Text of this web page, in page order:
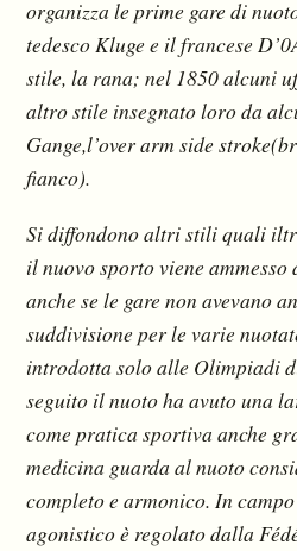
organizza le prime gare di
tedesco Kluge e il francese
stile, la rana; nel 1850 alcuni
altro stile insegnato loro da
Gange,l’over arm side
fianco).
Si diffondono altri stili quali
il nuovo sporto viene
anche se le gare non avevano
suddivisione per le varie
introdotta solo alle Olimpiadi
seguito il nuoto ha avuto una
come pratica sportiva anche
medicina guarda al nuoto
completo e armonico. In
agonistico è regolato dalla